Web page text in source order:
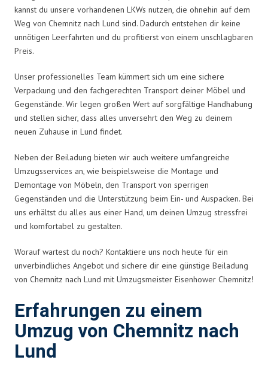
kannst du unsere vorhandenen LKWs nutzen, die ohnehin auf dem
Weg von Chemnitz nach Lund sind. Dadurch entstehen dir keine
unnötigen Leerfahrten und du profitierst von einem unschlagbaren
Preis.
Unser professionelles Team kümmert sich um eine sichere
Verpackung und den fachgerechten Transport deiner Möbel und
Gegenstände. Wir legen großen Wert auf sorgfältige Handhabung
und stellen sicher, dass alles unversehrt den Weg zu deinem
neuen Zuhause in Lund findet.
Neben der Beiladung bieten wir auch weitere umfangreiche
Umzugsservices an, wie beispielsweise die Montage und
Demontage von Möbeln, den Transport von sperrigen
Gegenständen und die Unterstützung beim Ein- und Auspacken. Bei
uns erhältst du alles aus einer Hand, um deinen Umzug stressfrei
und komfortabel zu gestalten.
Worauf wartest du noch? Kontaktiere uns noch heute für ein
unverbindliches Angebot und sichere dir eine günstige Beiladung
von Chemnitz nach Lund mit Umzugsmeister Eisenhower Chemnitz!
Erfahrungen zu einem
Umzug von Chemnitz nach
Lund